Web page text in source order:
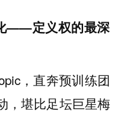
——定义权的最深
，直奔预训练团
，堪比足坛巨星梅